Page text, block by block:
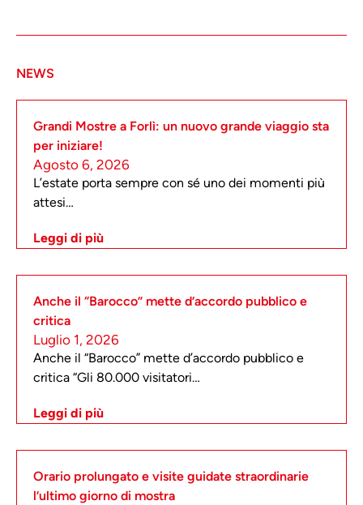
NEWS
Grandi Mostre a Forlì: un nuovo grande viaggio sta
per iniziare!
Agosto 6, 2026
L’estate porta sempre con sé uno dei momenti più
attesi…
Leggi di più
Anche il “Barocco” mette d’accordo pubblico e
critica
Luglio 1, 2026
Anche il “Barocco” mette d’accordo pubblico e
critica “Gli 80.000 visitatori…
Leggi di più
Orario prolungato e visite guidate straordinarie
l’ultimo giorno di mostra